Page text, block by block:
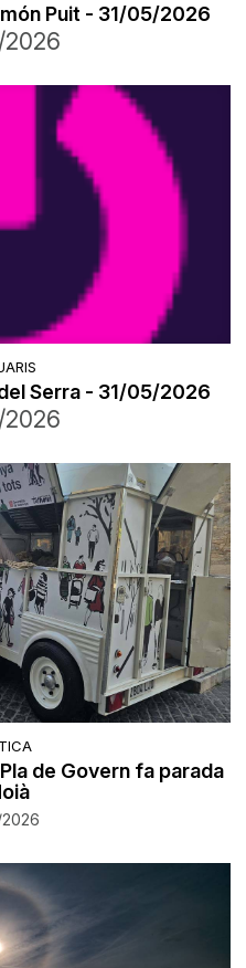
Puit - 31/05/2026
2026
Serra - 31/05/2026
2026
de Govern fa parada